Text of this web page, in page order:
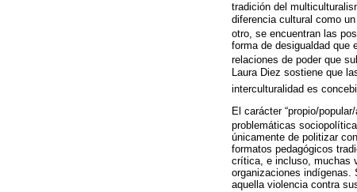
tradición del
diferencia cultural como
otro, se encuentran las
forma de desigualdad que
relaciones de poder que
Laura Diez sostiene que
interculturalidad es
El carácter “propio/
problemáticas
únicamente de politizar
formatos pedagógicos
crítica, e incluso, muchas
organizaciones indígenas.
aquella violencia contra